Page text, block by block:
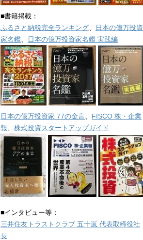
■書籍掲載：
ふるさと納税完全ランキング、
日本の億万投資
家名鑑、 日本の億万投資家名鑑 実践編
日本の億万投資家 77の金言、 FISCO 株・企業
報、 株式投資スタートアップガイド
■インタビュー等：
三井住友トラストクラブ 五十嵐 代表取締役社
長